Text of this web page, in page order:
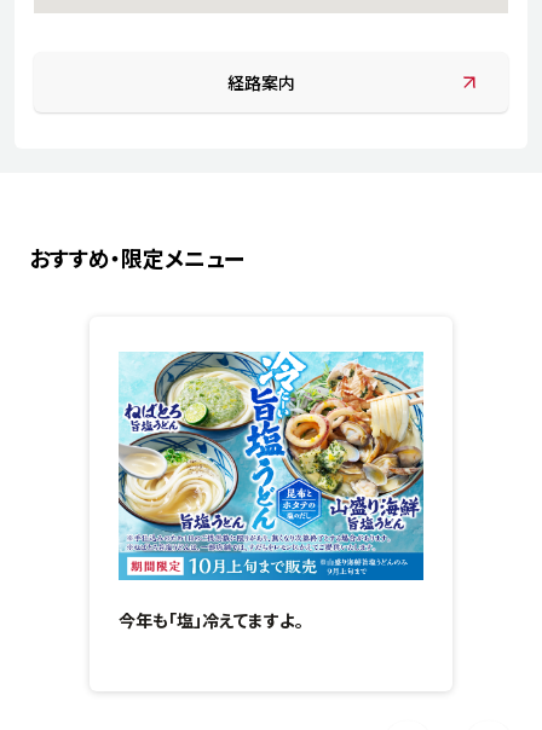
経路案内
おすすめ・限定メニュー
今年も「塩」冷えてますよ。